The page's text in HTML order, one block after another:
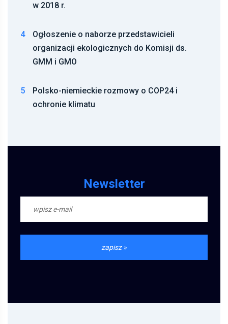
w 2018 r.
4
Ogłoszenie o naborze przedstawicieli
organizacji ekologicznych do Komisji ds.
GMM i GMO
5
Polsko-niemieckie rozmowy o COP24 i
ochronie klimatu
Newsletter